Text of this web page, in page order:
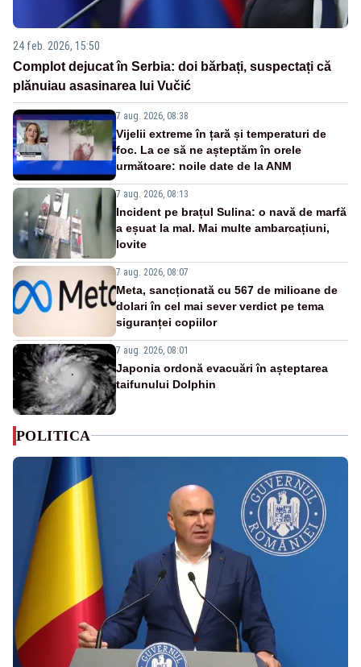
24 feb. 2026, 15:50
Complot dejucat în Serbia: doi bărbați, suspectați că
plănuiau asasinarea lui Vučić
7 aug. 2026, 08:38
Vijelii extreme în țară și temperaturi de
foc. La ce să ne așteptăm în orele
următoare: noile date de la ANM
7 aug. 2026, 08:13
Incident pe brațul Sulina: o navă de marfă
a eșuat la mal. Mai multe ambarcațiuni,
lovite
7 aug. 2026, 08:07
Meta, sancționată cu 567 de milioane de
dolari în cel mai sever verdict pe tema
siguranței copiilor
7 aug. 2026, 08:01
Japonia ordonă evacuări în așteptarea
taifunului Dolphin
POLITICA